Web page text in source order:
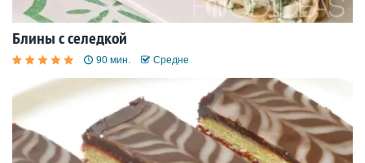
Блины с селедкой
90 мин. Средне